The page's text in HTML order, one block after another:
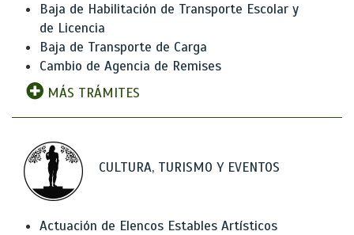
Baja de Habilitación de Transporte Escolar y
de Licencia
Baja de Transporte de Carga
Cambio de Agencia de Remises
MÁS TRÁMITES
CULTURA, TURISMO Y EVENTOS
Actuación de Elencos Estables Artísticos